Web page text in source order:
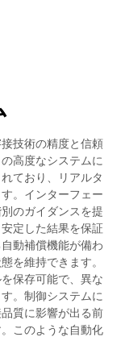
技術の精度と信頼
高度なシステムに
ており、リアルタ
。インターフェー
のガイダンスを提
定した結果を保証
動補償機能が備わ
を維持できます。
保存可能で、異な
。制御システムに
質に影響が出る前
このような自動化